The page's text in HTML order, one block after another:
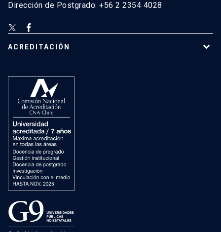
Dirección de Postgrado: +56 2 2354 4028
ACREDITACIÓN